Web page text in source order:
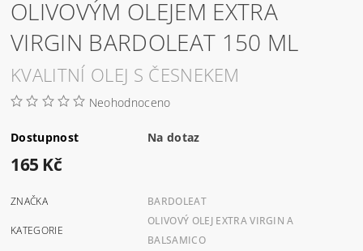
OLIVOVÝM OLEJEM EXTRA
VIRGIN BARDOLEAT 150 ML
KVALITNÍ OLEJ S ČESNEKEM
Neohodnoceno
Dostupnost Na dotaz
165 Kč
ZNAČKA BARDOLEAT
KATEGORIE
OLIVOVÝ OLEJ EXTRA VIRGIN A
BALSAMICO